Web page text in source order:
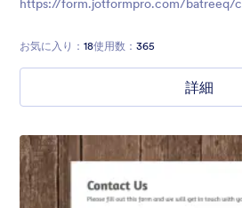
https://form.jotformpro.com/batreeq/
お気に入り： 18使用数： 365
詳細